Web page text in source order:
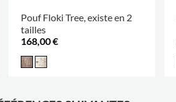
Pouf Floki Tree, existe en 2
tailles
168,00 €